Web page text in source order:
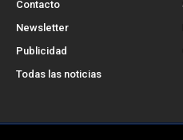
Contacto
Newsletter
Publicidad
Todas las noticias